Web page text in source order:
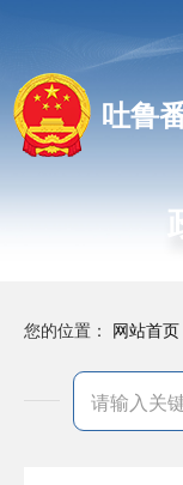
吐鲁
您的位置： 网站首页